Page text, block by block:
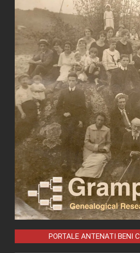
PORTALE ANTENATI BENI